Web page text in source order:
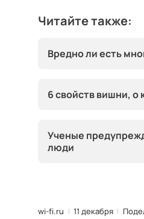
Читайте также:
Вредно ли есть
6 свойств вишни, о
Ученые
люди
wi-fi.ru 11 декабря